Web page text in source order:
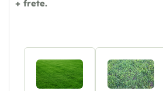
+ frete.